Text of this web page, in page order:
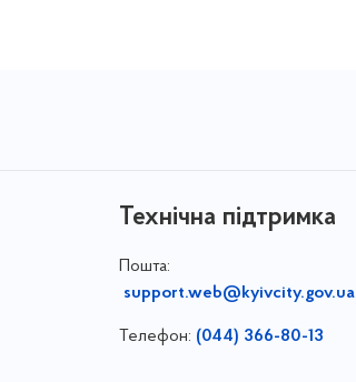
Технічна підтримка
Пошта:
support.web@kyivcity.gov.ua
Телефон: (044) 366-80-13